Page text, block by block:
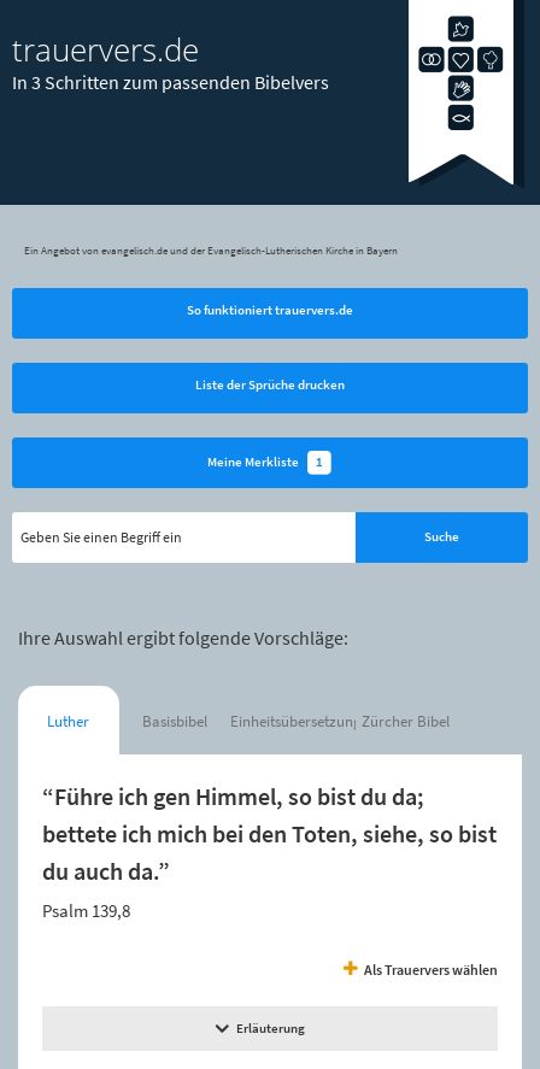
trauervers.de
In 3 Schritten zum passenden Bibelvers
Ein Angebot von evangelisch.de und der Evangelisch-Lutherischen Kirche in Bayern
So funktioniert trauervers.de
Liste der Sprüche drucken
Meine Merkliste 1
Ihre Auswahl ergibt folgende Vorschläge:
Luther Basisbibel Einheitsübersetzung Zürcher Bibel
“Führe ich gen Himmel, so bist du da;
bettete ich mich bei den Toten, siehe, so bist
du auch da.”
Psalm 139,8
Als Trauervers wählen
Erläuterung